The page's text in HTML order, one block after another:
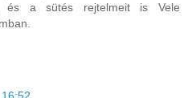
és a sütés rejtelmeit is Vele